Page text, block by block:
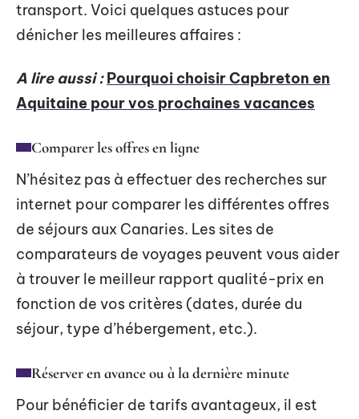
transport. Voici quelques astuces pour
dénicher les meilleures affaires :
A lire aussi : Pourquoi choisir Capbreton en
Aquitaine pour vos prochaines vacances
Comparer les offres en ligne
N’hésitez pas à effectuer des recherches sur
internet pour comparer les différentes offres
de séjours aux Canaries. Les sites de
comparateurs de voyages peuvent vous aider
à trouver le meilleur rapport qualité-prix en
fonction de vos critères (dates, durée du
séjour, type d’hébergement, etc.).
Réserver en avance ou à la dernière minute
Pour bénéficier de tarifs avantageux, il est